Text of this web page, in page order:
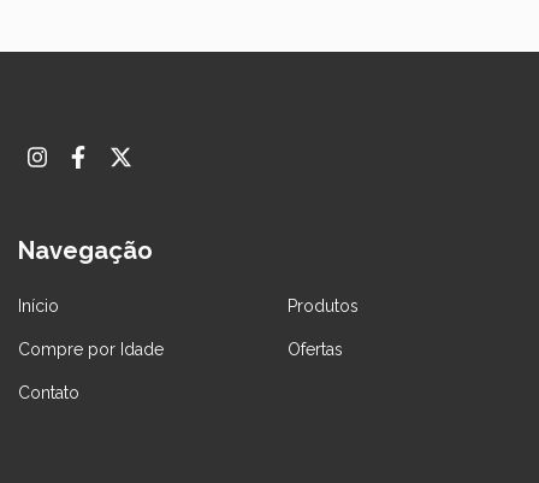
Navegação
Início Produtos
Compre por Idade Ofertas
Contato